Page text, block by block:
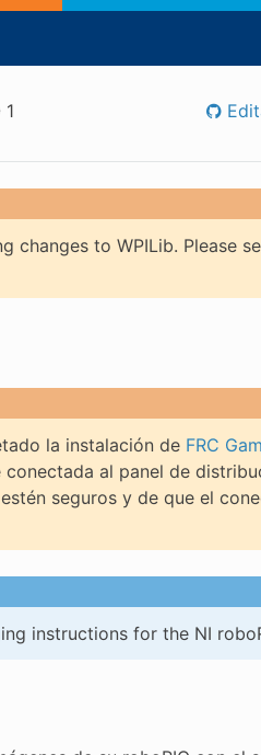
changes to WPILib. Please
la instalación de FRC
al panel de
seguros y de que el
instructions for the NI